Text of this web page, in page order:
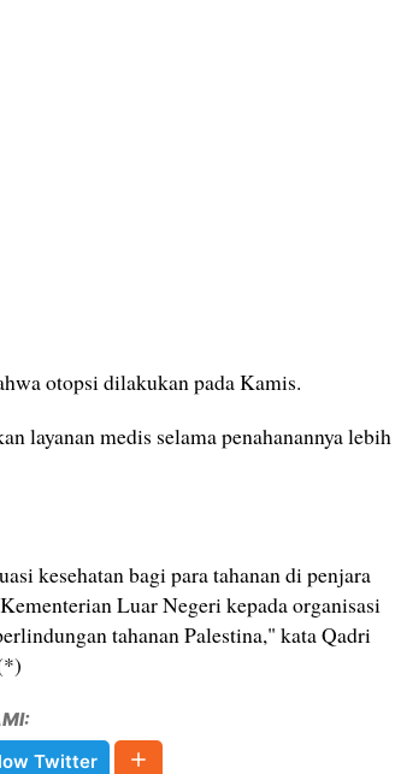
otopsi dilakukan pada Kamis.
layanan medis selama penahanannya lebih
kesehatan bagi para tahanan di penjara
Luar Negeri kepada organisasi
tahanan Palestina," kata Qadri
Twitter